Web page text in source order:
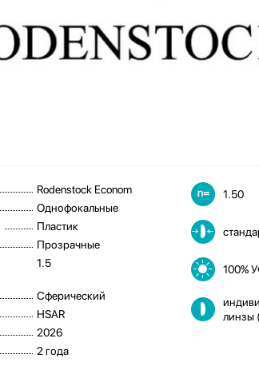
Rodenstock Econom
Однофокальные
Пластик
Прозрачные
1.5
Сферический
HSAR
2026
2 года
1.50
100%
линзы